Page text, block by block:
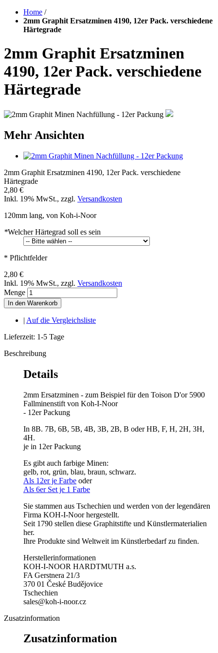
Home /
2mm Graphit Ersatzminen 4190, 12er Pack. verschiedene
Härtegrade
2mm Graphit Ersatzminen
4190, 12er Pack. verschiedene
Härtegrade
Mehr Ansichten
2mm Graphit Ersatzminen 4190, 12er Pack. verschiedene
Härtegrade
2,80 €
Inkl. 19% MwSt., zzgl. Versandkosten
120mm lang, von Koh-i-Noor
*Welcher Härtegrad soll es sein
* Pflichtfelder
2,80 €
Inkl. 19% MwSt., zzgl. Versandkosten
Menge
In den Warenkorb
| Auf die Vergleichsliste
Lieferzeit: 1-5 Tage
Beschreibung
Details
2mm Ersatzminen - zum Beispiel für den Toison D'or 5900
Fallminenstift von Koh-I-Noor
- 12er Packung
In 8B. 7B, 6B, 5B, 4B, 3B, 2B, B oder HB, F, H, 2H, 3H,
4H.
je in 12er Packung
Es gibt auch farbige Minen:
gelb, rot, grün, blau, braun, schwarz.
Als 12er je Farbe oder
Als 6er Set je 1 Farbe
Sie stammen aus Tschechien und werden von der legendären
Firma KOH-I-Noor hergestellt.
Seit 1790 stellen diese Graphitstifte und Künstlermaterialien
her.
Ihre Produkte sind Weltweit im Künstlerbedarf zu finden.
Herstellerinformationen
KOH-I-NOOR HARDTMUTH a.s.
FA Gerstnera 21/3
370 01 České Budějovice
Tschechien
sales@koh-i-noor.cz
Zusatzinformation
Zusatzinformation